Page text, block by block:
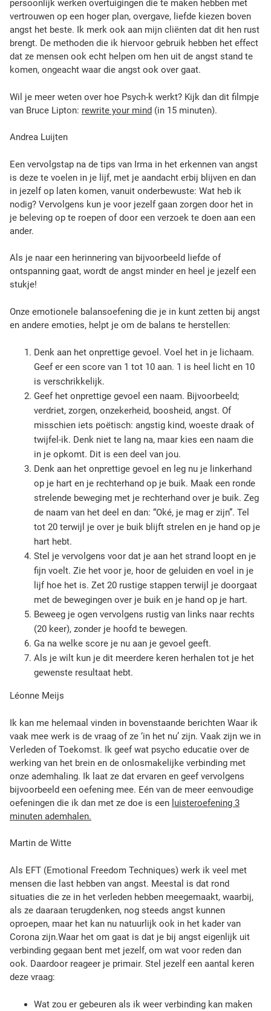
persoonlijk werken overtuigingen die te maken hebben met
vertrouwen op een hoger plan, overgave, liefde kiezen boven
angst het beste. Ik merk ook aan mijn cliënten dat dit hen rust
brengt. De methoden die ik hiervoor gebruik hebben het effect
dat ze mensen ook echt helpen om hen uit de angst stand te
komen, ongeacht waar die angst ook over gaat.
Wil je meer weten over hoe Psych-k werkt? Kijk dan dit filmpje
van Bruce Lipton: rewrite your mind (in 15 minuten).
Andrea Luijten
Een vervolgstap na de tips van Irma in het erkennen van angst
is deze te voelen in je lijf, met je aandacht erbij blijven en dan
in jezelf op laten komen, vanuit onderbewuste: Wat heb ik
nodig? Vervolgens kun je voor jezelf gaan zorgen door het in
je beleving op te roepen of door een verzoek te doen aan een
ander.
Als je naar een herinnering van bijvoorbeeld liefde of
ontspanning gaat, wordt de angst minder en heel je jezelf een
stukje!
Onze emotionele balansoefening die je in kunt zetten bij angst
en andere emoties, helpt je om de balans te herstellen:
Denk aan het onprettige gevoel. Voel het in je lichaam.
Geef er een score van 1 tot 10 aan. 1 is heel licht en 10
is verschrikkelijk.
Geef het onprettige gevoel een naam. Bijvoorbeeld;
verdriet, zorgen, onzekerheid, boosheid, angst. Of
misschien iets poëtisch: angstig kind, woeste draak of
twijfel-ik. Denk niet te lang na, maar kies een naam die
in je opkomt. Dit is een deel van jou.
Denk aan het onprettige gevoel en leg nu je linkerhand
op je hart en je rechterhand op je buik. Maak een ronde
strelende beweging met je rechterhand over je buik. Zeg
de naam van het deel en dan: “Oké, je mag er zijn”. Tel
tot 20 terwijl je over je buik blijft strelen en je hand op je
hart hebt.
Stel je vervolgens voor dat je aan het strand loopt en je
fijn voelt. Zie het voor je, hoor de geluiden en voel in je
lijf hoe het is. Zet 20 rustige stappen terwijl je doorgaat
met de bewegingen over je buik en je hand op je hart.
Beweeg je ogen vervolgens rustig van links naar rechts
(20 keer), zonder je hoofd te bewegen.
Ga na welke score je nu aan je gevoel geeft.
Als je wilt kun je dit meerdere keren herhalen tot je het
gewenste resultaat hebt.
Léonne Meijs
Ik kan me helemaal vinden in bovenstaande berichten Waar ik
vaak mee werk is de vraag of ze ‘in het nu’ zijn. Vaak zijn we in
Verleden of Toekomst. Ik geef wat psycho educatie over de
werking van het brein en de onlosmakelijke verbinding met
onze ademhaling. Ik laat ze dat ervaren en geef vervolgens
bijvoorbeeld een oefening mee. Eén van de meer eenvoudige
oefeningen die ik dan met ze doe is een luisteroefening 3
minuten ademhalen.
Martin de Witte
Als EFT (Emotional Freedom Techniques) werk ik veel met
mensen die last hebben van angst. Meestal is dat rond
situaties die ze in het verleden hebben meegemaakt, waarbij,
als ze daaraan terugdenken, nog steeds angst kunnen
oproepen, maar het kan nu natuurlijk ook in het kader van
Corona zijn.Waar het om gaat is dat je bij angst eigenlijk uit
verbinding gegaan bent met jezelf, om wat voor reden dan
ook. Daardoor reageer je primair. Stel jezelf een aantal keren
deze vraag:
Wat zou er gebeuren als ik weer verbinding kan maken